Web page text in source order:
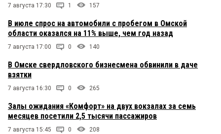
7 августа 17:30 1 157
В июле спрос на автомобили с пробегом в Омской
области оказался на 11% выше, чем год назад
7 августа 17:00 0 140
В Омске свердловского бизнесмена обвинили в даче
взятки
7 августа 16:30 0 265
Залы ожидания «Комфорт» на двух вокзалах за семь
месяцев посетили 2,5 тысячи пассажиров
7 августа 15:45 0 208